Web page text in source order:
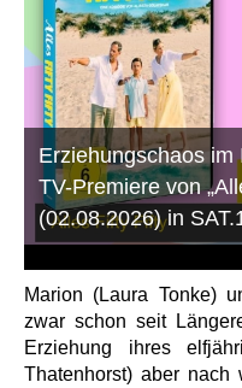
Erziehungschaos
TV-Premiere von
(02.08.2026) in
Marion (Laura Tonke)
zwar schon seit
Erziehung ihres
Thatenhorst) aber